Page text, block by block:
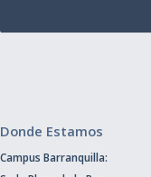
Donde Estamos
Campus Barranquilla: